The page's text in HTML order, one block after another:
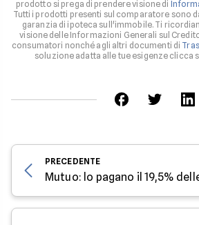
prodotto si prega di prendere visione di
Tutti i prodotti presenti sul comparatore sono
garanzia di ipoteca sull'immobile. Ti
visione delle Informazioni Generali sul
consumatori nonché agli altri documenti di
soluzione adatta alle tue esigenze clicca
PRECEDENTE